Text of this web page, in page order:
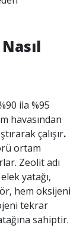
ila %95
havasından
çalışır.
ortam
Zeolit ​​adı
yatağı,
hem oksijeni
tekrar
sahiptir.